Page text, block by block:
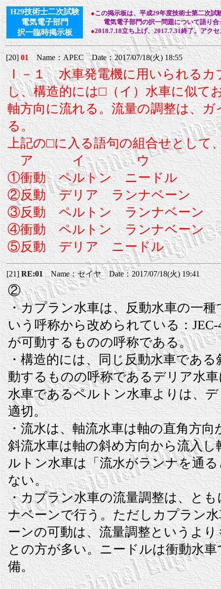
H29技術士二次試験
電気電子部門
択一臨時掲示板
●この掲示板は、平成29年度技術士第二次試
電気電子部門の択一問題について語り合
●2018.7.18立ち上げ、2017.7.31終了。アク
[20]01Name：APEC Date：2017/07/18(火) 18:55
Ⅰ－１ 水車発電機に用いられるカ
し、構造的には□（イ）水車に似て
軸方向に流れる。流量の調整は、
る。
上記の□に入る語句の組合せとして
ア イ ウ
①衝動 ペルトン ニードル
②反動 デリア ランナベーン
③反動 ペルトン ランナベーン
④衝動 ペルトン ランナベーン
⑤反動 デリア ニードル
[21]RE:01 Name：セイヤ Date：2017/07/18(火) 19:41
②
・カプラン水車は、反動水車の一
いう呼称から改められている：
が可動するものの呼称である。
・構造的には、同じ反動水車であ
動するものの呼称であるデリア水
水車であるペルトン水車よりは、
適切。
・流水は、軸流水車は軸の直角方
斜流水車は軸の斜め方向から流入
ルトン水車は「流水がランナを通
ない。
・カプラン水車の流量調整は、と
ナベーンで行う。ただしカプラン
ーンの可動は、流量調整というよ
との方が多い。ニードルは衝動水
備。